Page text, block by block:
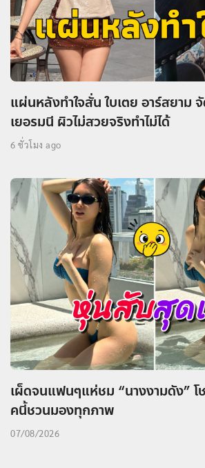
แผ่นหลังทำใจสั่น ใบเตย อาร์สยาม
เยอรมนี ผิวไม่สวยจริงทำไม่ได้
6 ชั่วโมง ago
เผ็ดจนแฟนๆแห่ชม “นางงามดัง” โ
คนี้ชวนมองทุกภาพ
07/08/2026